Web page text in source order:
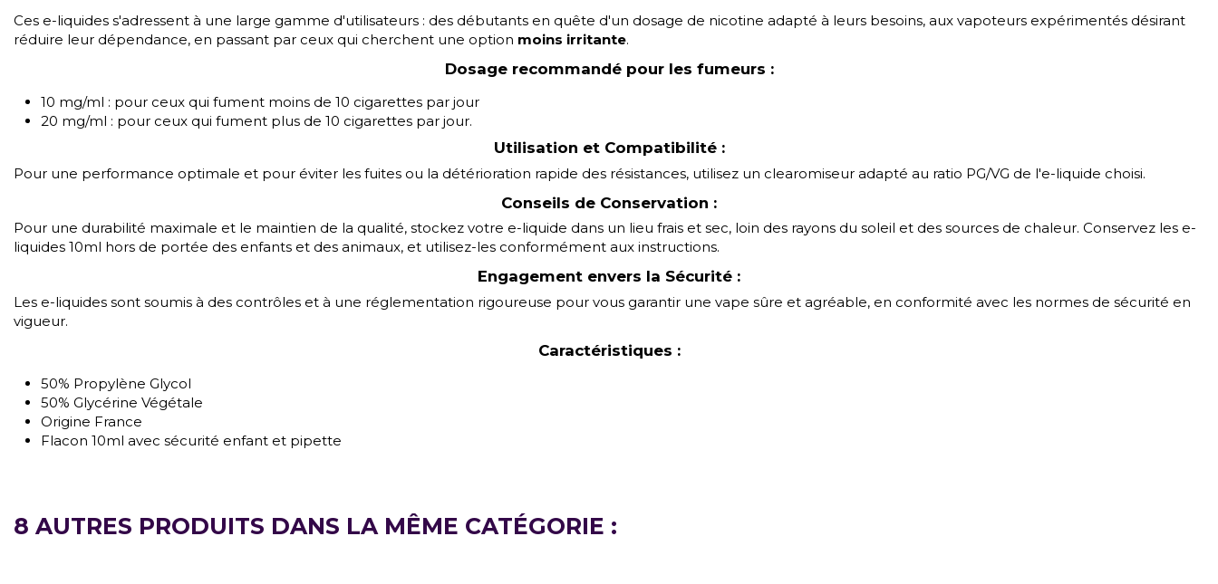
Ces e-liquides s'adressent à une large gamme d'utilisateurs : des débutants en quête d'un dosage de nicotine adapté à leurs besoins, aux vapoteurs expérimentés désirant
réduire leur dépendance, en passant par ceux qui cherchent une option moins irritante.
Dosage recommandé pour les fumeurs :
10 mg/ml : pour ceux qui fument moins de 10 cigarettes par jour
20 mg/ml : pour ceux qui fument plus de 10 cigarettes par jour.
Utilisation et Compatibilité :
Pour une performance optimale et pour éviter les fuites ou la détérioration rapide des résistances, utilisez un clearomiseur adapté au ratio PG/VG de l'e-liquide choisi.
Conseils de Conservation :
Pour une durabilité maximale et le maintien de la qualité, stockez votre e-liquide dans un lieu frais et sec, loin des rayons du soleil et des sources de chaleur. Conservez les e-
liquides 10ml hors de portée des enfants et des animaux, et utilisez-les conformément aux instructions.
Engagement envers la Sécurité :
Les e-liquides sont soumis à des contrôles et à une réglementation rigoureuse pour vous garantir une vape sûre et agréable, en conformité avec les normes de sécurité en
vigueur.
Caractéristiques :
50% Propylène Glycol
50% Glycérine Végétale
Origine France
Flacon 10ml avec sécurité enfant et pipette
8 AUTRES PRODUITS DANS LA MÊME CATÉGORIE :